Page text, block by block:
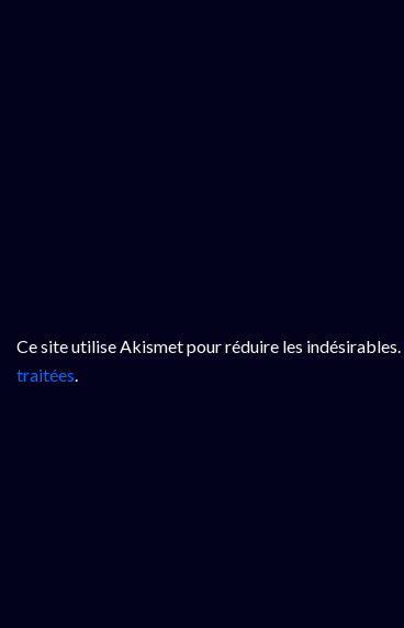
Ce site utilise Akismet pour réduire les indésirables.
traitées.